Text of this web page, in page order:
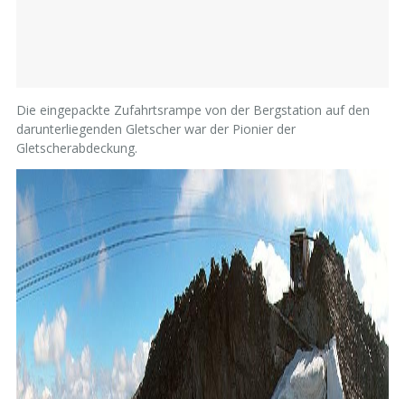
Die eingepackte Zufahrtsrampe von der Bergstation auf den
darunterliegenden Gletscher war der Pionier der
Gletscherabdeckung.